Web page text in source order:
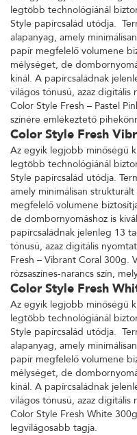
legtöbb technológiánál
Style papírcsalád utódja.
alapanyag, amely
papír megfelelő volumene
mélységet, de
kínál. A papírcsaládnak
világos tónusú, azaz digitális
Color Style Fresh – Pastel
színére emlékeztető
Color Style Fresh
Az egyik legjobb minőségű
legtöbb technológiánál
Style papírcsalád utódja.
amely minimálisan
megfelelő volumene
de dombornyomáshoz is
papírcsaládnak jelenleg 13
tónusú, azaz digitális
Fresh – Vibrant Coral 300g.
rózsaszínes-narancs szín,
Color Style Fresh
Az egyik legjobb minőségű
legtöbb technológiánál
Style papírcsalád utódja.
alapanyag, amely
papír megfelelő volumene
mélységet, de
kínál. A papírcsaládnak
világos tónusú, azaz digitális
Color Style Fresh White
legvilágosabb tagja.